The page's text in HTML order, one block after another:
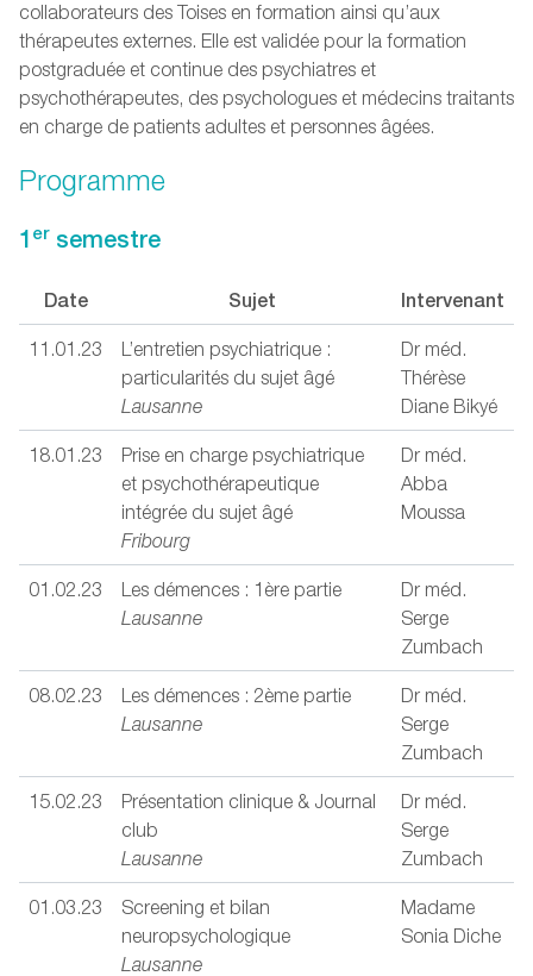
collaborateurs des Toises en formation ainsi qu’aux
thérapeutes externes. Elle est validée pour la formation
postgraduée et continue des psychiatres et
psychothérapeutes, des psychologues et médecins traitants
en charge de patients adultes et personnes âgées.
Programme
1 ersemestre
Date Sujet Intervenant
11.01.23
L’entretien psychiatrique :
particularités du sujet âgé
Lausanne
Dr méd.
Thérèse
Diane Bikyé
18.01.23
Prise en charge psychiatrique
et psychothérapeutique
intégrée du sujet âgé
Fribourg
Dr méd.
Abba
Moussa
01.02.23
Les démences : 1ère partie
Lausanne
Dr méd.
Serge
Zumbach
08.02.23
Les démences : 2ème partie
Lausanne
Dr méd.
Serge
Zumbach
15.02.23
Présentation clinique & Journal
club
Lausanne
Dr méd.
Serge
Zumbach
01.03.23
Screening et bilan
neuropsychologique
Lausanne
Madame
Sonia Diche